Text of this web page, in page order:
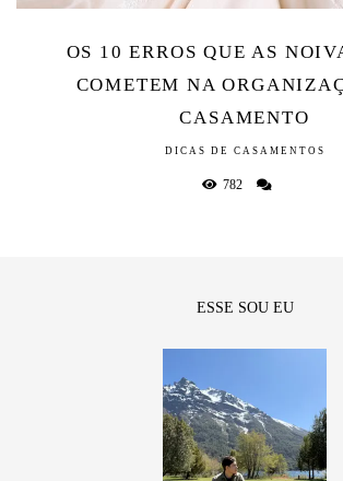
OS 10 ERROS QUE AS
COMETEM NA
CASAMENTO
DICAS DE CASAMENTOS
782
ESSE SOU EU